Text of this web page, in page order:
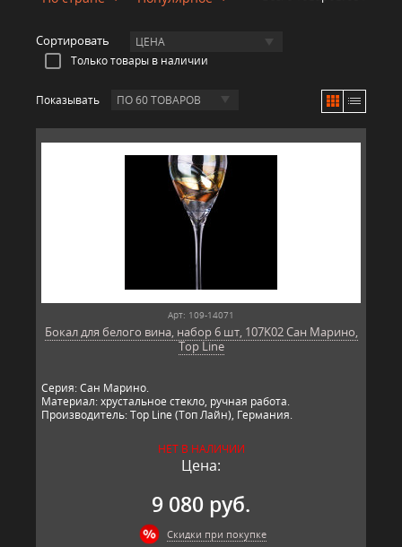
Сортировать ЦЕНА
Только товары в наличии
Показывать ПО 60 ТОВАРОВ
Арт: 109-14071
Бокал для белого вина, набор 6 шт, 107K02 Сан Марино,
Top Line
Серия: Сан Марино.
Материал: хрустальное стекло, ручная работа.
Производитель: Top Line (Топ Лайн), Германия.
НЕТ В НАЛИЧИИ
Цена:
9 080 руб.
Скидки при покупке